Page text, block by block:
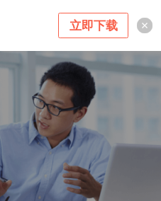
立即下载